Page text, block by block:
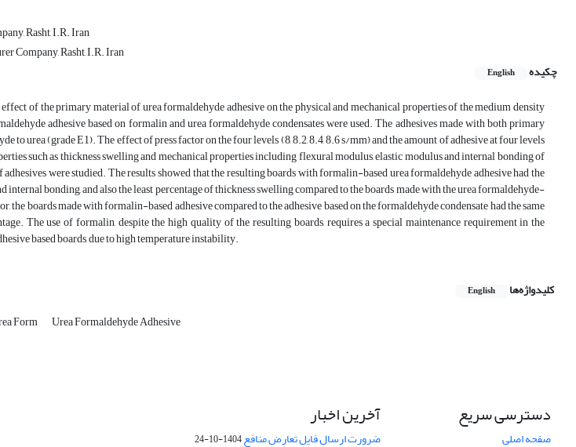
Rasht, I.R. Iran
Company, Rasht, I.R. Iran
چکیده
English
of the primary material of urea formaldehyde adhesive on the physical and mechanical properties of the medium density
adhesive based on formalin and urea formaldehyde condensates were used. The adhesives made with both primary
to urea (grade E1). The effect of press factor on the four levels (8, 8.2, 8.4, 8.6 s/mm) and the amount of adhesive at four levels
such as thickness swelling and mechanical properties including flexural modulus, elastic modulus and internal bonding of
were studied. The results showed that the resulting boards with formalin-based urea formaldehyde adhesive had the
bonding, and also the least percentage of thickness swelling compared to the boards made with the urea formaldehyde-
the boards made with formalin-based adhesive compared to the adhesive based on the formaldehyde condensate had the same
The use of formalin, despite the high quality of the resulting boards, requires a special maintenance requirement in the
based boards, due to high temperature instability.
کلیدواژه‌ها English
Form Urea Formaldehyde Adhesive
دسترسی سریع
صفحه اصلی
آخرین اخبار
ضرورت ارسال فایل تعارض منافع1404-10-24